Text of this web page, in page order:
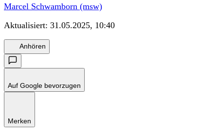
Marcel Schwamborn (msw)
Aktualisiert: 31.05.2025, 10:40
Anhören
Auf Google bevorzugen
Merken